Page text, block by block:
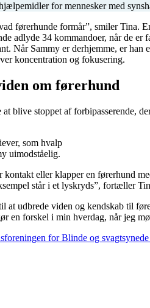
for mennesker med
førerhunde formår”, smiler Tina.
adlyde 34 kommandoer, når de
Når Sammy er derhjemme, er han
koncentration og fokusering.
om førerhund
blive stoppet af forbipasserende,
uimodståelig.
eller klapper en førerhund
står i et lyskryds”, fortæller
at udbrede viden og kendskab til
en forskel i min hverdag, når jeg